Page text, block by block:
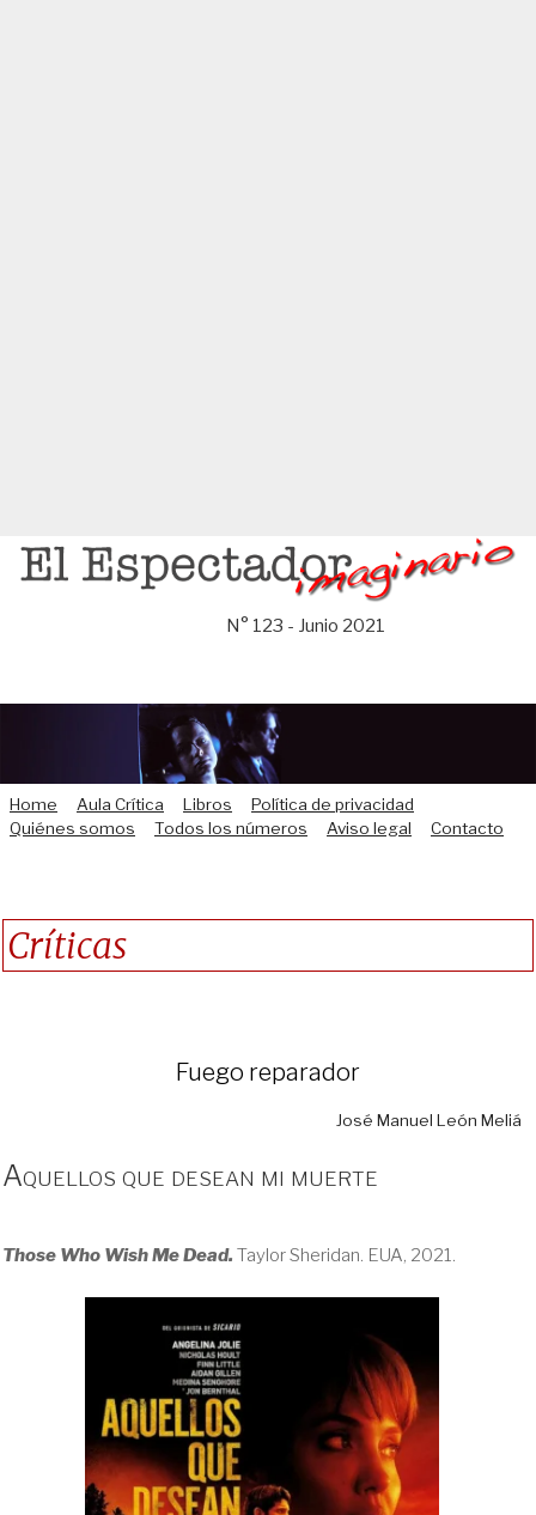
Saltar
N° 123 - Junio 2021
Home Aula Crítica Libros
Política de privacidad
Quiénes somos
Todos los números Aviso legal Contacto
Críticas
Fuego reparador
José Manuel León Meliá
Aquellos que desean mi muerte
Those Who Wish Me Dead. Taylor Sheridan. EUA, 2021.